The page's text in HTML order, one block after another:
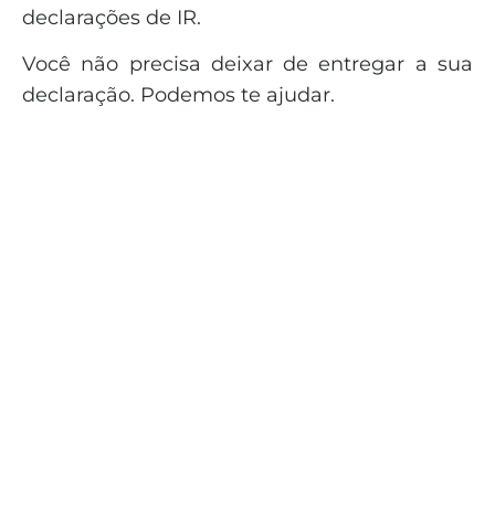
declarações de IR.
Você não precisa deixar de entregar a sua
declaração. Podemos te ajudar.